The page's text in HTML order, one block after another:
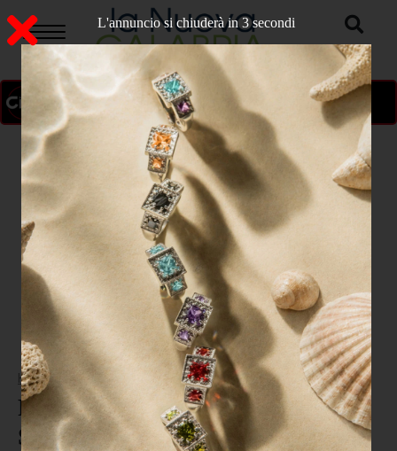
ON AIR
Home COSENZA
Parco Archeologico dell’antica
Sibari, una convenzione tra
L'annuncio si chiuderà in 2 secondi